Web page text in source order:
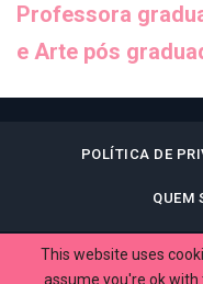
Professora
e Arte pós
POLÍTICA DE
QUEM
This website uses
assume you're ok with